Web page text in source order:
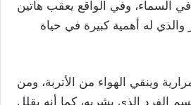
في السماء، وفي الواقع يعقب هاتين
والذي له أهمية كبيرة في حياة
وينقي الهواء من الأتربة، ومن
الفرد الذي يشربه، كما أنه يقلل